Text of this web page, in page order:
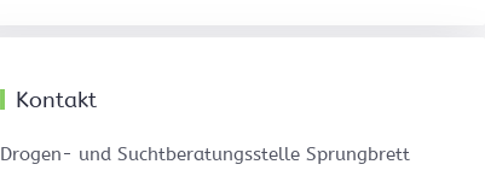
Kontakt
Drogen- und Suchtberatungsstelle Sprungbrett